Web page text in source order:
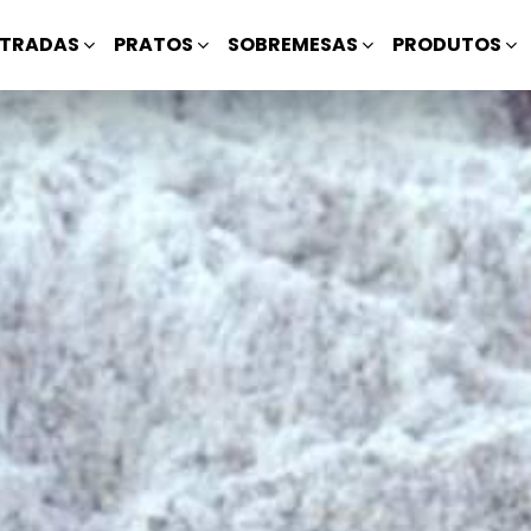
PRATOS SOBREMESAS PRODUTOS